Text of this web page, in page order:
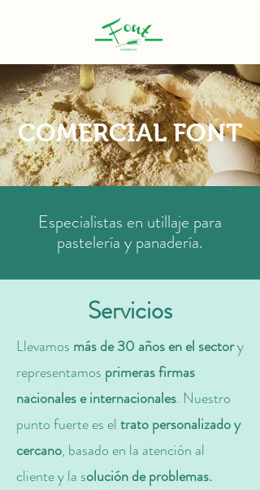
COMERCIAL FONT
Especialistas en utillaje para
pastelería y panadería.
Servicios
Llevamos más de 30 años en el sectory
representamos primeras firmas
nacionales e internacionales. Nuestro
punto fuerte es eltrato personalizado y
cercano, basado en la atención al
cliente y la solución de problemas.